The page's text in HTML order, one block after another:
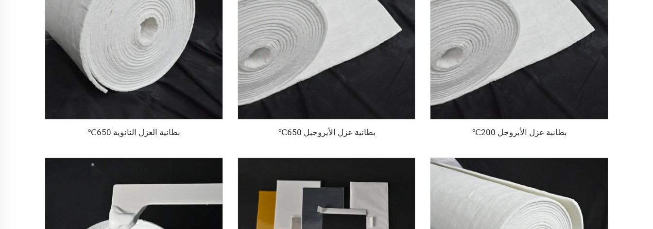
بطانية عزل الأيروجل 200℃ بطانية عزل الأيروجيل 650℃ بطانية العزل النانوية 650℃